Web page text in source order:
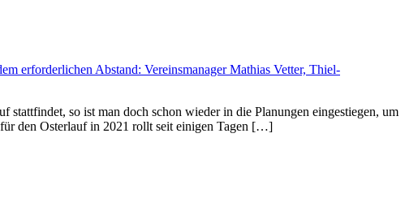
so ist man doch schon wieder in die Planungen eingestiegen, um
für den Osterlauf in 2021 rollt seit einigen Tagen […]